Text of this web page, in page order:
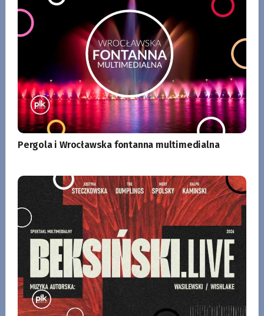
Pergola i Wrocławska fontanna multimedialna